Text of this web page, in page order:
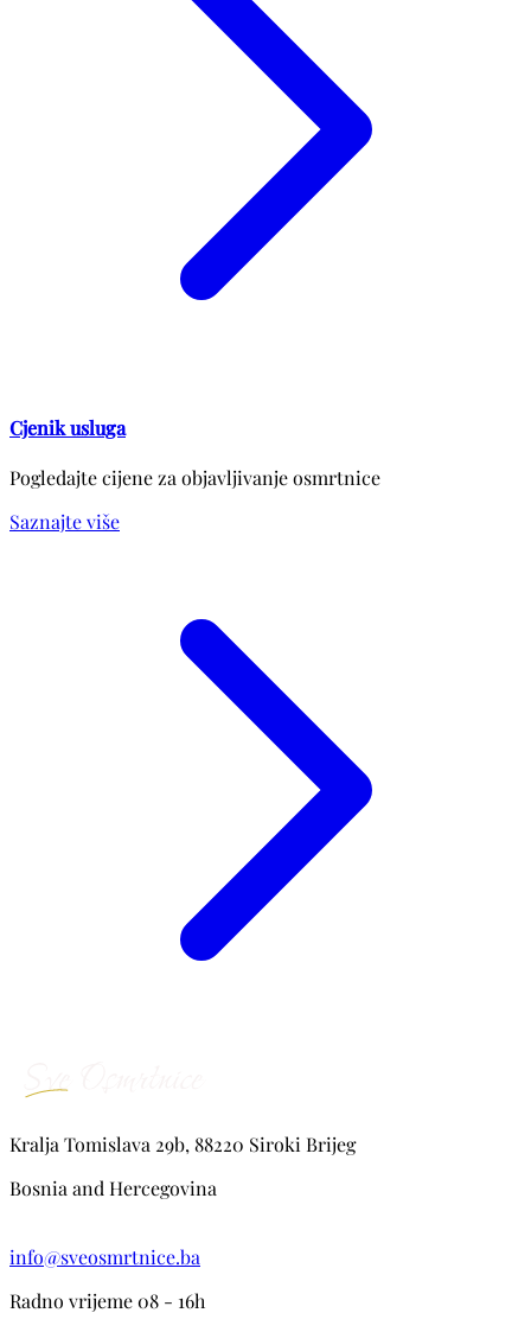
Cjenik usluga
Pogledajte cijene za objavljivanje osmrtnice
Saznajte više
Kralja Tomislava 29b, 88220 Siroki Brijeg
Bosnia and Hercegovina
info@sveosmrtnice.ba
Radno vrijeme 08 - 16h